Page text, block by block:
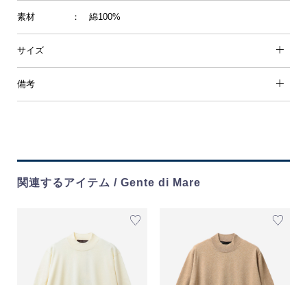
素材 ： 綿100%
サイズ
備考
関連するアイテム / Gente di Mare